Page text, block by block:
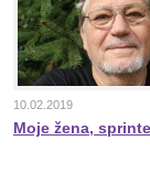
10.02.2019
Moje žena,